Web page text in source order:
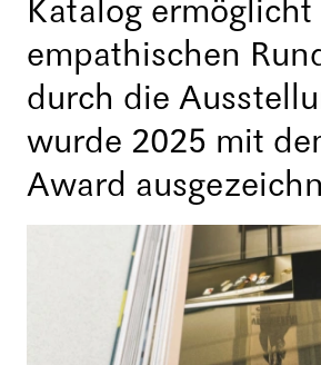
Katalog ermöglicht
empathischen
durch die
wurde 2025 mit
Award